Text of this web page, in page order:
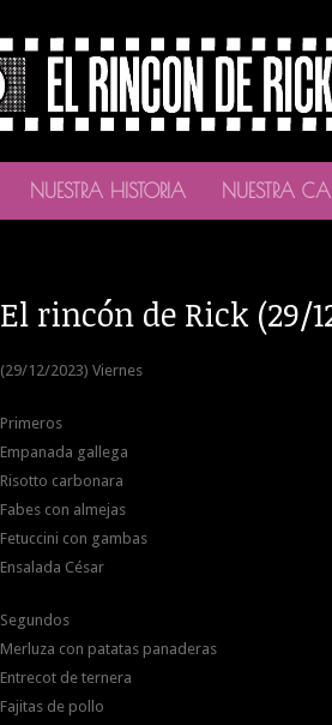
NUESTRA HISTORIA NUESTRA
El rincón de Rick (29/
(29/12/2023) Viernes
Primeros
Empanada gallega
Risotto carbonara
Fabes con almejas
Fetuccini con gambas
Ensalada César
Segundos
Merluza con patatas panaderas
Entrecot de ternera
Fajitas de pollo